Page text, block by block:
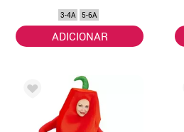
3-4A 5-6A
ADICIONAR